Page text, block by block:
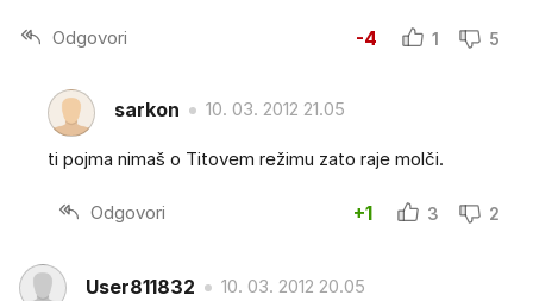
Odgovori -4 1 5
sarkon 10. 03. 2012 21.05
ti pojma nimaš o Titovem režimu zato raje molči.
Odgovori +1 3 2
User811832 10. 03. 2012 20.05